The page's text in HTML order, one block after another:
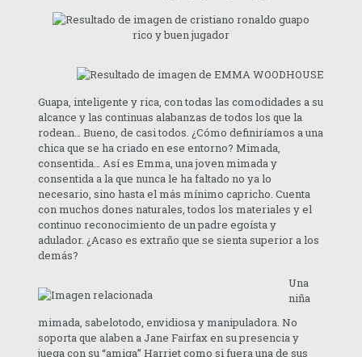
Guapa, inteligente y rica, con todas las comodidades a su
alcance y las continuas alabanzas de todos los que la
rodean… Bueno, de casi todos. ¿Cómo definiríamos a una
chica que se ha criado en ese entorno? Mimada,
consentida… Así es Emma, una joven mimada y
consentida a la que nunca le ha faltado no ya lo
necesario, sino hasta el más mínimo capricho. Cuenta
con muchos dones naturales, todos los materiales y el
continuo reconocimiento de un padre egoísta y
adulador. ¿Acaso es extraño que se sienta superior a los
demás?
Una
niña
mimada, sabelotodo, envidiosa y manipuladora. No
soporta que alaben a Jane Fairfax en su presencia y
juega con su “amiga” Harriet como si fuera una de sus